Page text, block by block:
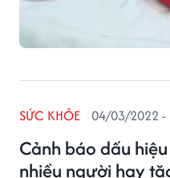
Cảnh báo dấu
nhiều người hay
SỨC KHỎE 04/03/2022 -